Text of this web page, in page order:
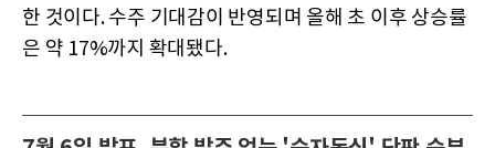
한 것이다. 수주 기대감이 반영되며 올해 초 이후 상승률
은 약 17%까지 확대됐다.